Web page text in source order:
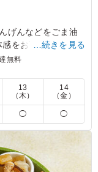
げんなどをごま油
をお手軽に味わえ
るし、中々良か
ら選んだのかも
・・・4本はいら
からもよろしく
…続きを見る
無料
13
（木）
14
（金）
◯ ◯